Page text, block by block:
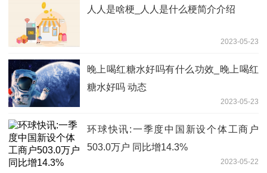
人人是啥梗_人人是什么梗简介介绍
2023-05-23
晚上喝红糖水好吗有什么功效_晚上喝红
糖水好吗 动态
2023-05-23
环球快讯:一季度中国新设个体工商户
503.0万户 同比增14.3%
2023-05-22